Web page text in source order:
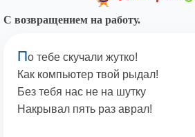
С возвращением на работу.
По тебе скучали жутко!
Как компьютер твой рыдал!
Без тебя нас не на шутку
Накрывал пять раз аврал!